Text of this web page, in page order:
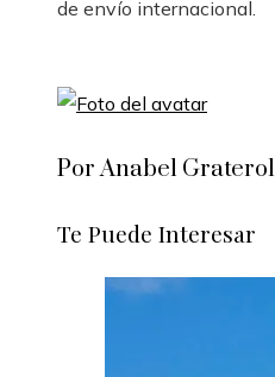
de envío internacional.
Por Anabel Graterol
Te Puede Interesar